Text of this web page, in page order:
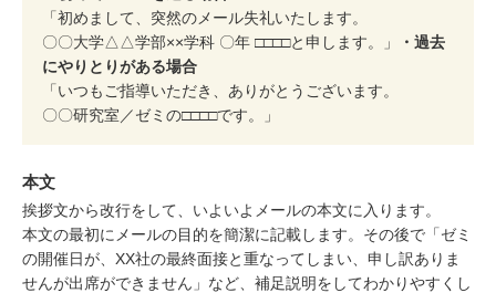
「初めまして、突然のメール失礼いたします。
〇〇大学△△学部××学科 〇年 □□□□と申します。」
・過去
にやりとりがある場合
「いつもご指導いただき、ありがとうございます。
〇〇研究室／ゼミの□□□□です。」
本文
挨拶文から改行をして、いよいよメールの本文に入ります。
本文の最初にメールの目的を簡潔に記載します。その後で「ゼミ
の開催日が、XX社の最終面接と重なってしまい、申し訳ありま
せんが出席ができません」など、補足説明をしてわかりやすくし